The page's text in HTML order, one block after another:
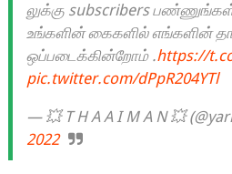
லுக்கு subscribers
உங்களின் கைகளில் எங்களின்
ஒப்படைக்கின்றோம் .https://
pic.twitter.com/dPpR204YTl
— 💥 T H A A I M A N 💥
2022